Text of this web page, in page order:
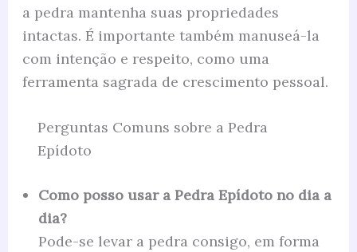
a pedra mantenha suas propriedades
intactas. É importante também manuseá-la
com intenção e respeito, como uma
ferramenta sagrada de crescimento pessoal.
Perguntas Comuns sobre a Pedra
Epídoto
Como posso usar a Pedra Epídoto no dia a
dia?
Pode-se levar a pedra consigo, em forma